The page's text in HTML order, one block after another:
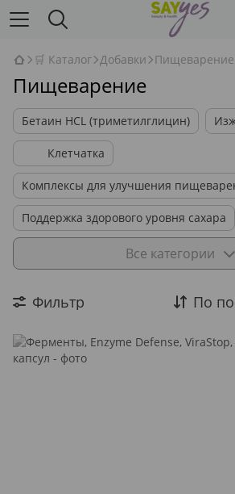
🛒 Каталог Добавки Пищеварение
Пищеварение
Бетаин HCL (триметилглицин)
Клетчатка
Комплексы для улучшения
Поддержка здорового уровня сахара
Ферменты и энзимыВсе категории
Фильтр По